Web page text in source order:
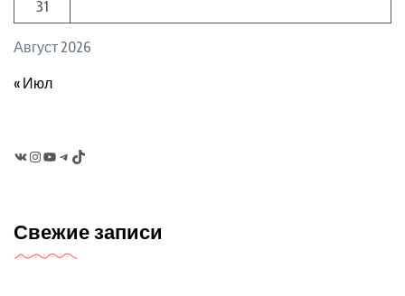
Август 2026
31
« Июл
Instagram
YouTubeTelegram
TikTok
Свежие записи